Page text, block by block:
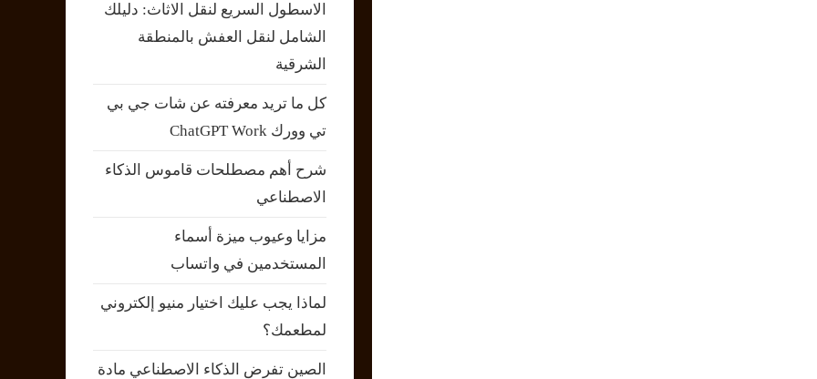
الاسطول السريع لنقل الاثاث: دليلك
الشامل لنقل العفش بالمنطقة
الشرقية
كل ما تريد معرفته عن شات جي بي
تي وورك ChatGPT Work
شرح أهم مصطلحات قاموس الذكاء
الاصطناعي
مزايا وعيوب ميزة أسماء
المستخدمين في واتساب
لماذا يجب عليك اختيار منيو إلكتروني
لمطعمك؟
الصين تفرض الذكاء الاصطناعي مادة